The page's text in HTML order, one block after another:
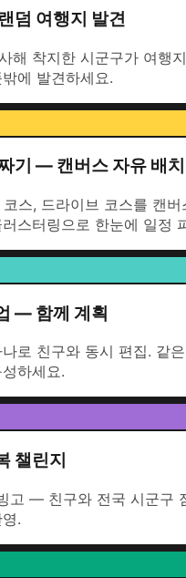
덤 여행지 발견
해 착지한 시군구가 여행
에 발견하세요.
기 — 캔버스 자유 배치
스, 드라이브 코스를 캔
스터링으로 한눈에 일정
— 함께 계획
로 친구와 동시 편집. 같
하세요.
챌린지
고 — 친구와 전국 시군구
.